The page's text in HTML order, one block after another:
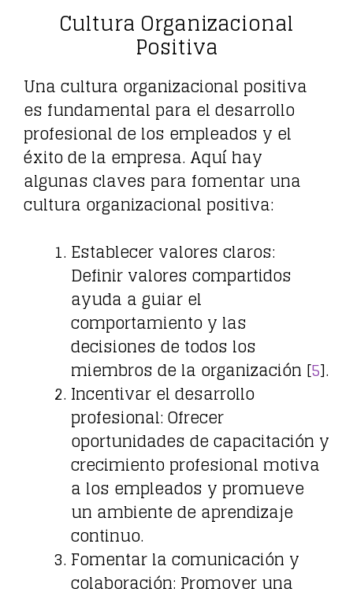
Cultura Organizacional
Positiva
Una cultura organizacional positiva
es fundamental para el desarrollo
profesional de los empleados y el
éxito de la empresa. Aquí hay
algunas claves para fomentar una
cultura organizacional positiva:
Establecer valores claros:
Definir valores compartidos
ayuda a guiar el
comportamiento y las
decisiones de todos los
miembros de la organización [5].
Incentivar el desarrollo
profesional: Ofrecer
oportunidades de capacitación y
crecimiento profesional motiva
a los empleados y promueve
un ambiente de aprendizaje
continuo.
Fomentar la comunicación y
colaboración: Promover una